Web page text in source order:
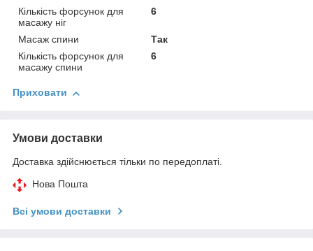
Кількість форсунок для
масажу ніг
6
Масаж спини
Так
Кількість форсунок для
масажу спини
6
Приховати
Умови доставки
Доставка здійснюється тільки по передоплаті.
Нова Пошта
Всі умови доставки